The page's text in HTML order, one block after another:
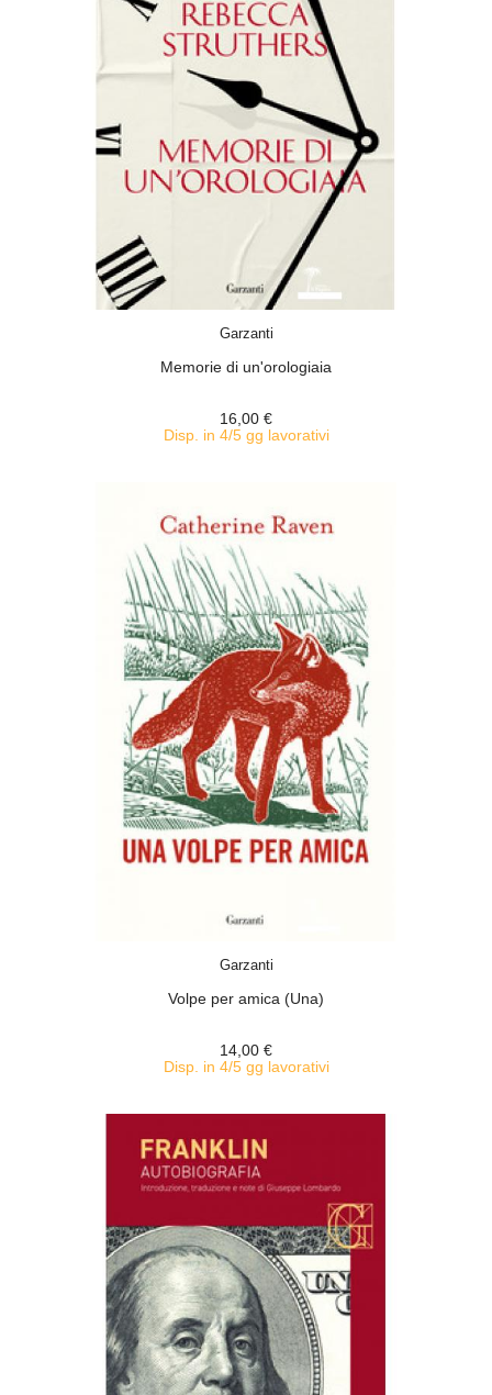
Garzanti
Memorie di un'orologiaia
16,00 €
Disp. in 4/5 gg lavorativi
Garzanti
Volpe per amica (Una)
14,00 €
Disp. in 4/5 gg lavorativi